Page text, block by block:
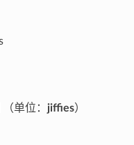
单位：jiffies）